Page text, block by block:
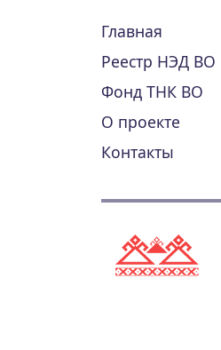
Главная
Реестр НЭД ВО
Фонд ТНК ВО
О проекте
Контакты